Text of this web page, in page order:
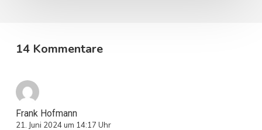
14 Kommentare
Frank Hofmann
21. Juni 2024 um 14:17 Uhr